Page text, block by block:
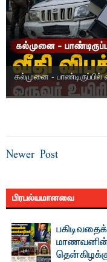
கல்முனை - பாண்டிருப்பில்
Newer Post
பிரபல்யமானவை